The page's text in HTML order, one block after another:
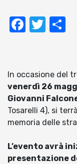
In occasione del
venerdì 26
Giovanni
Tosarelli 4), si
memoria delle
L’evento avrà
presentazione